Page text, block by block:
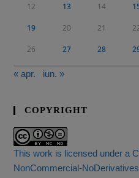
12 13 14
19 20 21
26 27 28
« apr. iun. »
COPYRIGHT
This work is licensed under a
NonCommercial-